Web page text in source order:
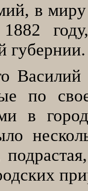
в
губернии.
по
в